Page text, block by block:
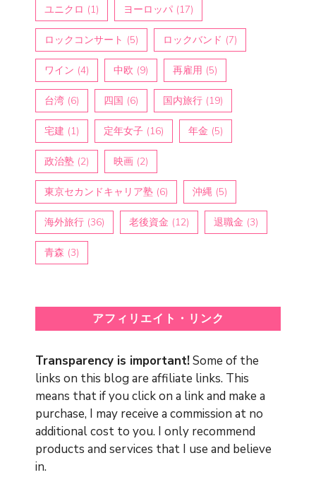
ユニクロ (1) ヨーロッパ (17)
ロックコンサート (5) ロックバンド (7)
ワイン (4) 中欧 (9) 再雇用 (5)
台湾 (6) 四国 (6) 国内旅行 (19)
宅建 (1) 定年女子 (16) 年金 (5)
政治塾 (2) 映画 (2)
東京セカンドキャリア塾 (6) 沖縄 (5)
海外旅行 (36) 老後資金 (12) 退職金 (3)
青森 (3)
アフィリエイト・リンク
Transparency is important!Some of the
links on this blog are affiliate links. This
means that if you click on a link and make a
purchase, I may receive a commission at no
additional cost to you. I only recommend
products and services that I use and believe
in.